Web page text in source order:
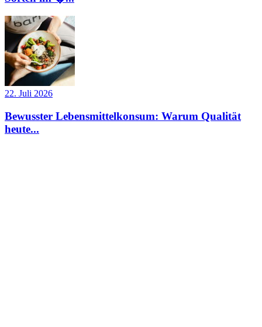
22. Juli 2026
Bewusster Lebensmittelkonsum: Warum Qualität
heute...